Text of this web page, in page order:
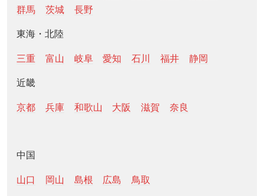
群馬
茨城 長野
東海・北陸
三重 富山 岐阜 愛知 石川 福井 静岡
近畿
京都 兵庫 和歌山 大阪 滋賀 奈良
中国
山口 岡山 島根 広島 鳥取